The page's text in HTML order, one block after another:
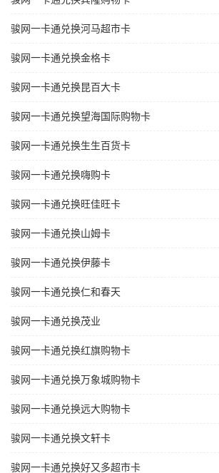
骏网一卡通兑换河马超市卡
骏网一卡通兑换金格卡
骏网一卡通兑换昆百大卡
骏网一卡通兑换望海国际购物卡
骏网一卡通兑换生生百货卡
骏网一卡通兑换嗨购卡
骏网一卡通兑换旺佳旺卡
骏网一卡通兑换山姆卡
骏网一卡通兑换伊藤卡
骏网一卡通兑换仁和春天
骏网一卡通兑换茂业
骏网一卡通兑换红旗购物卡
骏网一卡通兑换万象城购物卡
骏网一卡通兑换远大购物卡
骏网一卡通兑换文轩卡
骏网一卡通兑换好又多超市卡